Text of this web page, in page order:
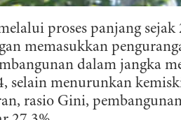
proses panjang
memasukkan
dalam jangka
selain menurunkan
rasio Gini,